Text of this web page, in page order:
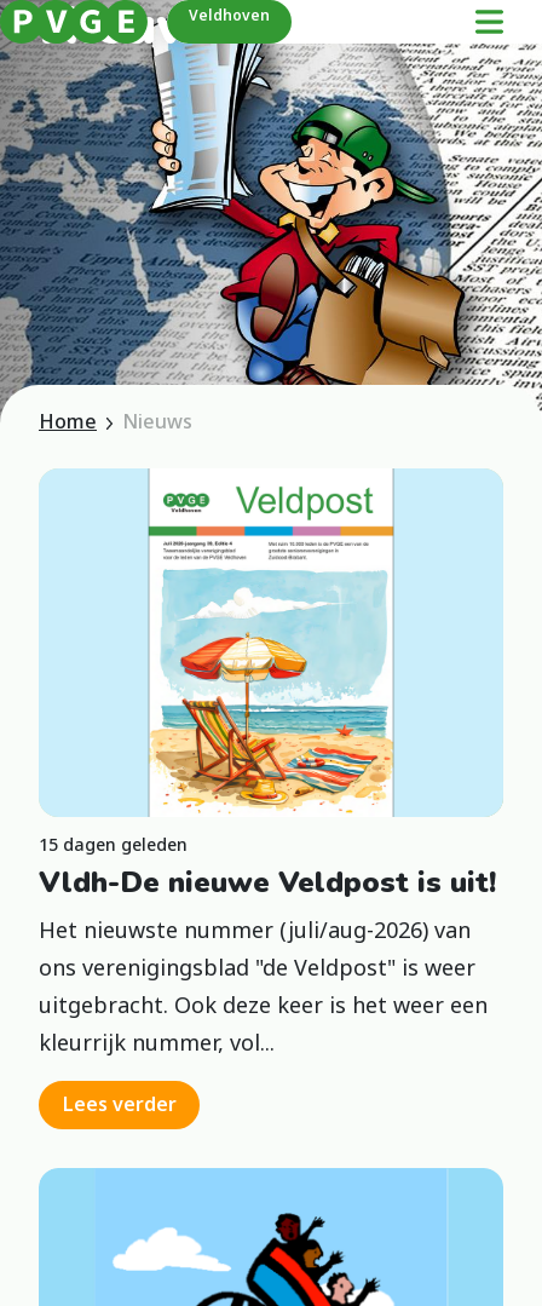
Veldhoven
Nieuws
Home Nieuws
15 dagen geleden
Vldh-De nieuwe Veldpost is uit!
Het nieuwste nummer (juli/aug-2026) van
ons verenigingsblad "de Veldpost" is weer
uitgebracht. Ook deze keer is het weer een
kleurrijk nummer, vol...
Lees verder